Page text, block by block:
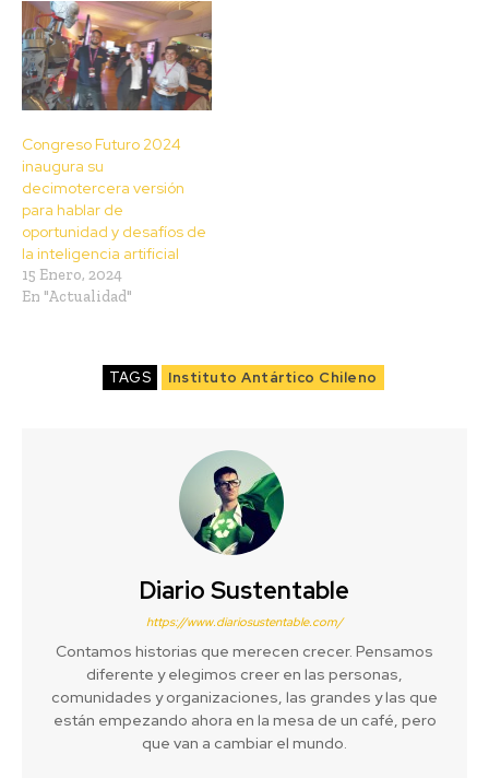
Congreso Futuro 2024
inaugura su
decimotercera versión
para hablar de
oportunidad y desafíos de
la inteligencia artificial
15 Enero, 2024
En "Actualidad"
TAGS Instituto Antártico Chileno
Diario Sustentable
https://www.diariosustentable.com/
Contamos historias que merecen crecer. Pensamos
diferente y elegimos creer en las personas,
comunidades y organizaciones, las grandes y las que
están empezando ahora en la mesa de un café, pero
que van a cambiar el mundo.